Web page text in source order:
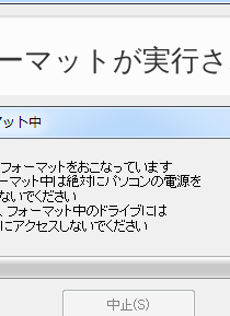
マットが実行